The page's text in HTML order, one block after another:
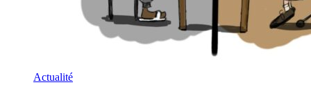
Actualité